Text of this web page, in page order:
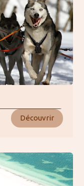
Découvrir